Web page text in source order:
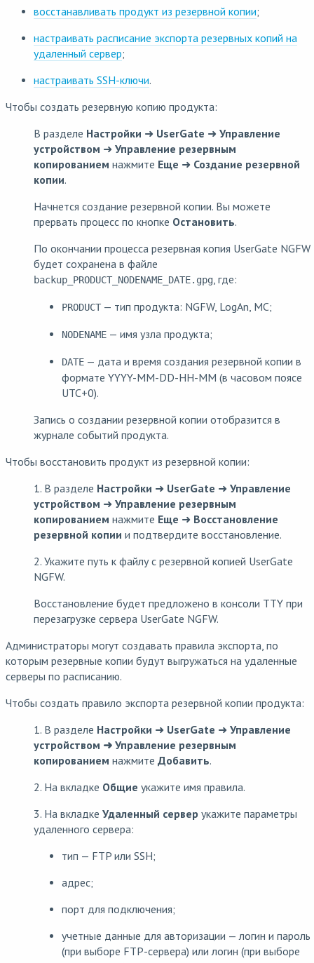
восстанавливать продукт из резервной копии;
настраивать расписание экспорта резервных копий на
удаленный сервер;
настраивать SSH-ключи.
Чтобы создать резервную копию продукта:
В разделе Настройки ➜ UserGate ➜ Управление
устройством ➜ Управление резервным
копированием нажмите Еще ➜ Создание резервной
копии.
Начнется создание резервной копии. Вы можете
прервать процесс по кнопке Остановить.
По окончании процесса резервная копия UserGate NGFW
будет сохранена в файле
backup_PRODUCT_NODENAME_DATE.gpg, где:
PRODUCT — тип продукта: NGFW, LogAn, MC;
NODENAME — имя узла продукта;
DATE — дата и время создания резервной копии в
формате YYYY-MM-DD-HH-MM (в часовом поясе
UTC+0).
Запись о создании резервной копии отобразится в
журнале событий продукта.
Чтобы восстановить продукт из резервной копии:
1. В разделе Настройки ➜ UserGate ➜ Управление
устройством ➜ Управление резервным
копированием нажмите Еще ➜ Восстановление
резервной копии и подтвердите восстановление.
2. Укажите путь к файлу с резервной копией UserGate
NGFW.
Восстановление будет предложено в консоли TTY при
перезагрузке сервера UserGate NGFW.
Администраторы могут создавать правила экспорта, по
которым резервные копии будут выгружаться на удаленные
серверы по расписанию.
Чтобы создать правило экспорта резервной копии продукта:
1. В разделе Настройки ➜ UserGate ➜ Управление
устройством ➜ Управление резервным
копированием нажмите Добавить.
2. На вкладке Общие укажите имя правила.
3. На вкладке Удаленный сервер укажите параметры
удаленного сервера:
тип — FTP или SSH;
адрес;
порт для подключения;
учетные данные для авторизации — логин и пароль
(при выборе FTP-сервера) или логин (при выборе